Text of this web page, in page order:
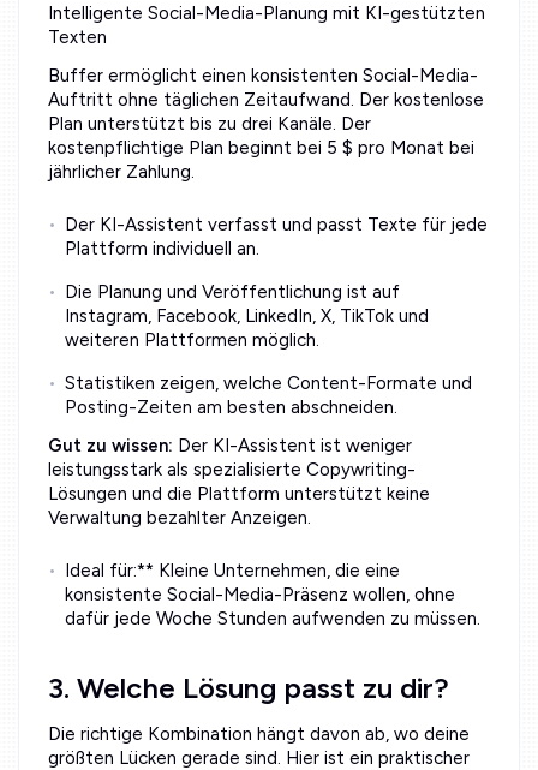
Intelligente Social-Media-Planung mit KI-gestützten
Texten
Buffer ermöglicht einen konsistenten Social-Media-
Auftritt ohne täglichen Zeitaufwand. Der kostenlose
Plan unterstützt bis zu drei Kanäle. Der
kostenpflichtige Plan beginnt bei 5 $ pro Monat bei
jährlicher Zahlung.
Der KI-Assistent verfasst und passt Texte für jede
Plattform individuell an.
Die Planung und Veröffentlichung ist auf
Instagram, Facebook, LinkedIn, X, TikTok und
weiteren Plattformen möglich.
Statistiken zeigen, welche Content-Formate und
Posting-Zeiten am besten abschneiden.
Gut zu wissen: Der KI-Assistent ist weniger
leistungsstark als spezialisierte Copywriting-
Lösungen und die Plattform unterstützt keine
Verwaltung bezahlter Anzeigen.
Ideal für:** Kleine Unternehmen, die eine
konsistente Social-Media-Präsenz wollen, ohne
dafür jede Woche Stunden aufwenden zu müssen.
3. Welche Lösung passt zu dir?
Die richtige Kombination hängt davon ab, wo deine
größten Lücken gerade sind. Hier ist ein praktischer